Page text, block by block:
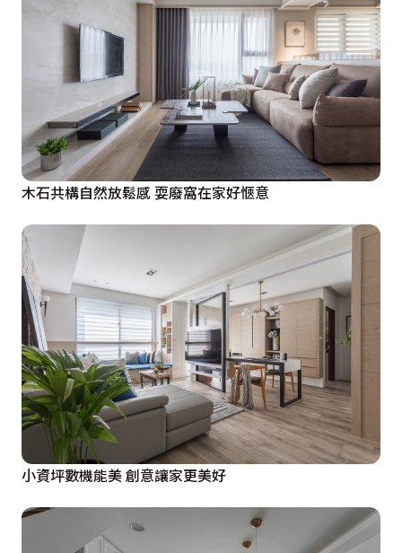
木石共構自然放鬆感 耍廢窩在家好愜意
小資坪數機能美 創意讓家更美好